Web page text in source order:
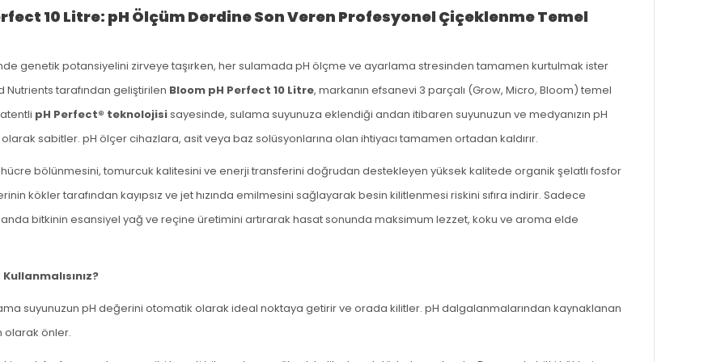
10 Litre: pH Ölçüm Derdine Son Veren Profesyonel Çiçeklenme Temel
genetik potansiyelini zirveye taşırken, her sulamada pH ölçme ve ayarlama stresinden tamamen kurtulmak ister
tarafından geliştirilen Bloom pH Perfect 10 Litre, markanın efsanevi 3 parçalı (Grow, Micro, Bloom) temel
pH Perfect® teknolojisisayesinde, sulama suyunuza eklendiği andan itibaren suyunuzun ve medyanızın pH
sabitler. pH ölçer cihazlara, asit veya baz solüsyonlarına olan ihtiyacı tamamen ortadan kaldırır.
bölünmesini, tomurcuk kalitesini ve enerji transferini doğrudan destekleyen yüksek kalitede organik şelatlı fosfor
kökler tarafından kayıpsız ve jet hızında emilmesini sağlayarak besin kilitlenmesi riskini sıfıra indirir. Sadece
bitkinin esansiyel yağ ve reçine üretimini artırarak hasat sonunda maksimum lezzet, koku ve aroma elde
suyunuzun pH değerini otomatik olarak ideal noktaya getirir ve orada kilitler. pH dalgalanmalarından kaynaklanan
olarak önler.